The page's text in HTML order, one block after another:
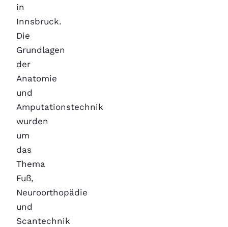
in
Innsbruck.
Die
Grundlagen
der
Anatomie
und
Amputationstechnik
wurden
um
das
Thema
Fuß,
Neuroorthopädie
und
Scantechnik